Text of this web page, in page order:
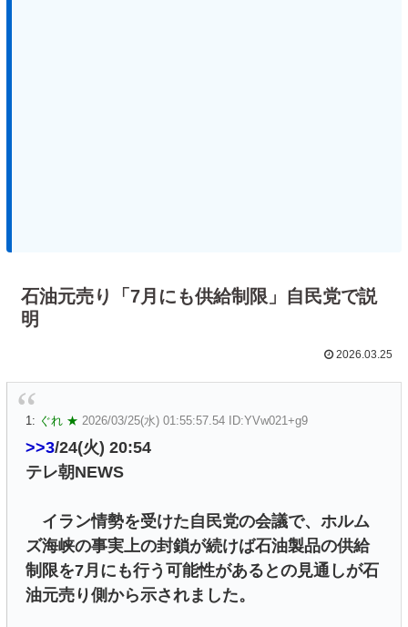
石油元売り「7月にも供給制限」自民党で説
明
2026.03.25
1: ぐれ ★ 2026/03/25(水) 01:55:57.54 ID:YVw021+g9
>>3/24(火) 20:54
テレ朝NEWS
イラン情勢を受けた自民党の会議で、ホルム
ズ海峡の事実上の封鎖が続けば石油製品の供給
制限を7月にも行う可能性があるとの見通しが石
油元売り側から示されました。